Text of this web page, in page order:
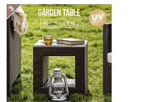
開
梱
設
置
サ
ー
ビ
ス